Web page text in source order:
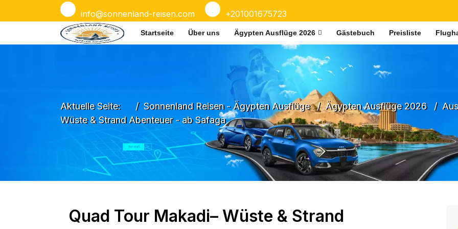
info@sonnenland-reisen.com +201001675723
Startseite Über uns Ägypten Ausflüge 2026 Gästebuch Preisliste
Aktuelle Seite: Sonnenland Reisen - Ägypten Ausflüge Ägypten Ausflüge 2026
Wüste & Strand Abenteuer - ab Safaga
Quad Tour Makadi– Wüste & Strand